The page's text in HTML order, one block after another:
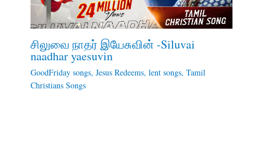
சிலுவை நாதர் இயேசுவின் -Siluvai
naadhar yaesuvin
GoodFriday songs, Jesus Redeems, lent songs, Tamil
Christians Songs